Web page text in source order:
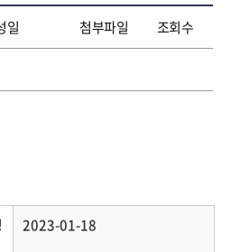
일 첨부파일 조회수
2023-01-18